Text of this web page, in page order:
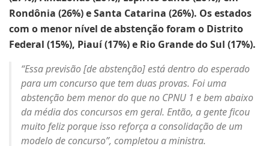
Rondônia (26%) e Santa Catarina (26%). Os estados
com o menor nível de abstenção foram o Distrito
Federal (15%), Piauí (17%) e Rio Grande do Sul (17%).
“Essa previsão [de abstenção] está dentro do esperado
para um concurso que tem duas provas. Foi uma
abstenção bem menor do que no CPNU 1 e bem abaixo
da média dos concursos em geral. Então, a gente ficou
muito feliz porque isso reforça a consolidação de um
modelo de concurso”, completou a ministra.